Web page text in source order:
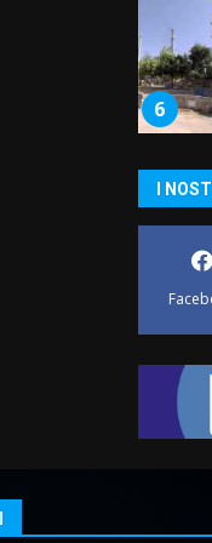
6
I